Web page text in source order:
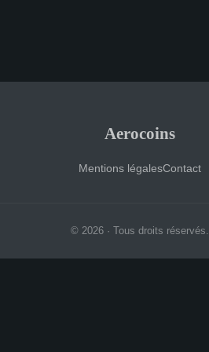
Aerocoins
Mentions légalesContact
© 2026 · Tous droits réservés.